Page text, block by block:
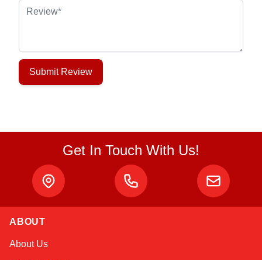
Review
Submit Review
Get In Touch With Us!
ABOUT
About Us